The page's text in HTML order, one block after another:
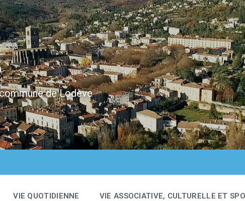
de Lodève
VIE QUOTIDIENNE VIE ASSOCIATIVE, CULTURELLE ET